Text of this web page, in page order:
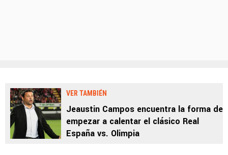
VER TAMBIÉN
Jeaustin Campos encuentra la forma de
empezar a calentar el clásico Real
España vs. Olimpia